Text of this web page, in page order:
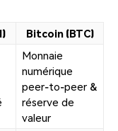
Bitcoin (BTC)
Monnaie
numérique
peer-to-peer &
réserve de
valeur